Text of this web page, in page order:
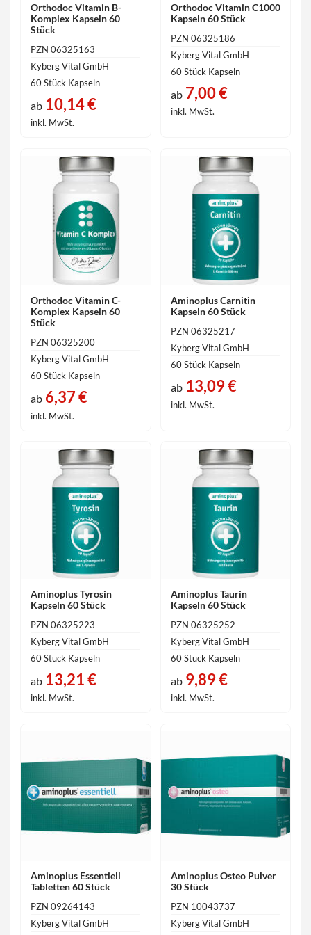
Orthodoc Vitamin B-
Komplex Kapseln 60
Stück
PZN 06325163
Kyberg Vital GmbH
60 Stück Kapseln
ab 10,14 €
inkl. MwSt.
Orthodoc Vitamin C1000
Kapseln 60 Stück
PZN 06325186
Kyberg Vital GmbH
60 Stück Kapseln
ab7,00 €
inkl. MwSt.
Orthodoc Vitamin C-
Komplex Kapseln 60
Stück
PZN 06325200
Kyberg Vital GmbH
60 Stück Kapseln
ab 6,37 €
inkl. MwSt.
Aminoplus Carnitin
Kapseln 60 Stück
PZN 06325217
Kyberg Vital GmbH
60 Stück Kapseln
ab13,09 €
inkl. MwSt.
Aminoplus Tyrosin
Kapseln 60 Stück
PZN 06325223
Kyberg Vital GmbH
60 Stück Kapseln
ab 13,21 €
inkl. MwSt.
Aminoplus Taurin
Kapseln 60 Stück
PZN 06325252
Kyberg Vital GmbH
60 Stück Kapseln
ab9,89 €
inkl. MwSt.
Aminoplus Essentiell
Tabletten 60 Stück
PZN 09264143
Kyberg Vital GmbH
Aminoplus Osteo Pulver
30 Stück
PZN 10043737
Kyberg Vital GmbH